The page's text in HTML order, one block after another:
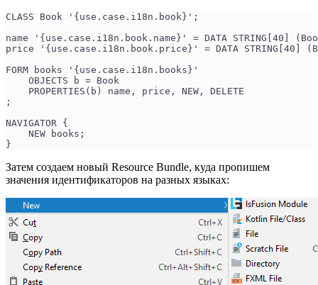
CLASS Book '{use.case.i18n.book}';
name '{use.case.i18n.book.name}' = DATA STRING[40]
price '{use.case.i18n.book.price}' = DATA STRING[40]
FORM books '{use.case.i18n.books}'
    OBJECTS b = Book
    PROPERTIES(b) name, price, NEW, DELETE
;
NAVIGATOR {
    NEW books;
}
Затем создаем новый Resource Bundle, куда пропишем
значения идентификаторов на разных языках: